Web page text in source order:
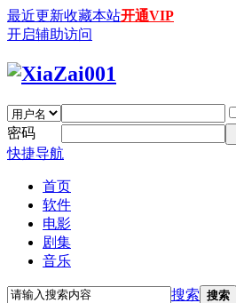
最近更新收藏本站开通VIP
开启辅助访问
密码
快捷导航
首页
软件
电影
剧集
音乐
搜索 搜索